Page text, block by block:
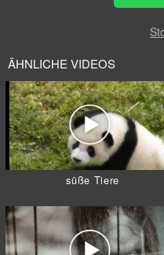
ÄHNLICHE VIDEOS
süße Tiere